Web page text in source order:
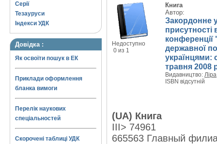
Серії
Тезауруси
Індекси УДК
Довідка :
Як освоїти пошук в ЕК
Приклади оформлення
бланка вимоги
Перелік наукових
спеціальностей
Скорочені таблиці УДК
Недоступно
0 из 1
Книга
Автор:
Закордонне
присутності
конференції
державної
українцями:
травня 2008
Видавництво: Ліра
ISBN відсутній
(UA) Книга
III> 74961
665563 Главный